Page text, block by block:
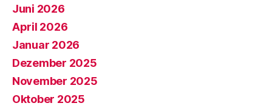
Juni 2026
April 2026
Januar 2026
Dezember 2025
November 2025
Oktober 2025